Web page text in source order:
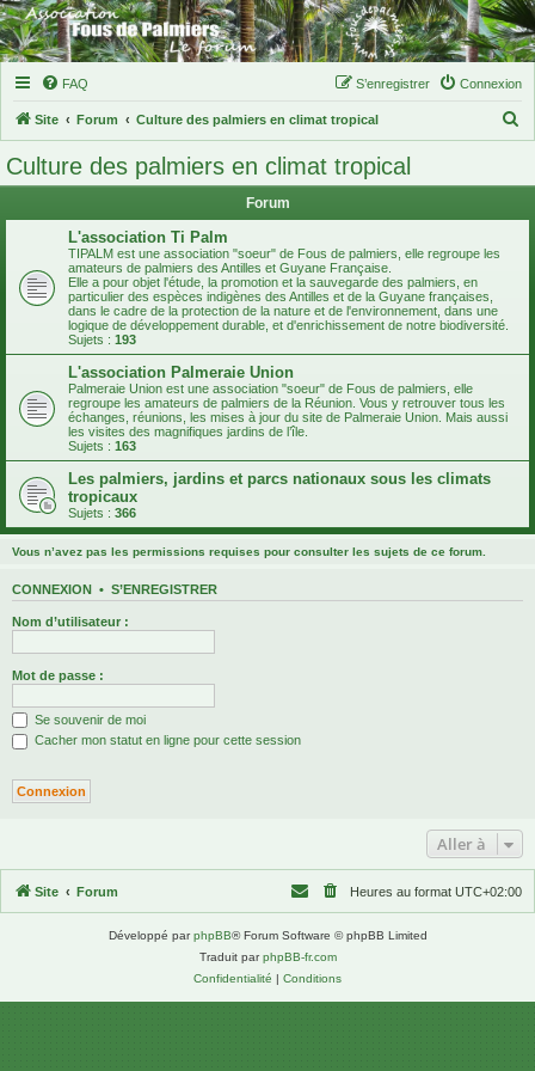
FAQ Connexion
S’enregistrer
Site Forum Culture des palmiers en climat tropical
Culture des palmiers en climat tropical
Forum
L'association Ti Palm
TIPALM est une association "soeur" de Fous de palmiers, elle regroupe les
amateurs de palmiers des Antilles et Guyane Française.
Elle a pour objet l'étude, la promotion et la sauvegarde des palmiers, en
particulier des espèces indigènes des Antilles et de la Guyane françaises,
dans le cadre de la protection de la nature et de l'environnement, dans une
logique de développement durable, et d'enrichissement de notre biodiversité.
Sujets : 193
L'association Palmeraie Union
Palmeraie Union est une association "soeur" de Fous de palmiers, elle
regroupe les amateurs de palmiers de la Réunion. Vous y retrouver tous les
échanges, réunions, les mises à jour du site de Palmeraie Union. Mais aussi
les visites des magnifiques jardins de l’île.
Sujets : 163
Les palmiers, jardins et parcs nationaux sous les climats
tropicaux
Sujets : 366
Vous n’avez pas les permissions requises pour consulter les sujets de ce forum.
CONNEXION • S’ENREGISTRER
Nom d’utilisateur :
Mot de passe :
Se souvenir de moi
Cacher mon statut en ligne pour cette session
Aller à
Site Forum Heures au format UTC+02:00
Développé parphpBB® Forum Software © phpBB Limited
Traduit parphpBB-fr.com
Confidentialité | Conditions